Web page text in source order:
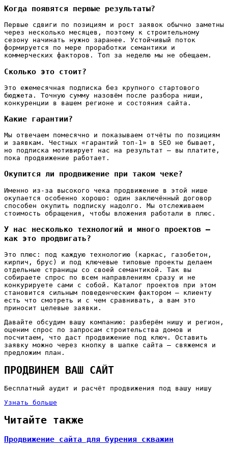
Когда появятся первые результаты?
Первые сдвиги по позициям и рост заявок обычно заметны
через несколько месяцев, поэтому к строительному
сезону начинать нужно заранее. Устойчивый поток
формируется по мере проработки семантики и
коммерческих факторов. Топ за неделю мы не обещаем.
Сколько это стоит?
Это ежемесячная подписка без крупного стартового
бюджета. Точную сумму назовём после разбора ниши,
конкуренции в вашем регионе и состояния сайта.
Какие гарантии?
Мы отвечаем помесячно и показываем отчёты по позициям
и заявкам. Честных «гарантий топ-1» в SEO не бывает,
но подписка мотивирует нас на результат — вы платите,
пока продвижение работает.
Окупится ли продвижение при таком чеке?
Именно из-за высокого чека продвижение в этой нише
окупается особенно хорошо: один заключённый договор
способен окупить подписку надолго. Мы отслеживаем
стоимость обращения, чтобы вложения работали в плюс.
У нас несколько технологий и много проектов —
как это продвигать?
Это плюс: под каждую технологию (каркас, газобетон,
кирпич, брус) и под ключевые типовые проекты делаем
отдельные страницы со своей семантикой. Так вы
собираете спрос по всем направлениям сразу и не
конкурируете сами с собой. Каталог проектов при этом
становится сильным поведенческим фактором — клиенту
есть что смотреть и с чем сравнивать, а вам это
приносит целевые заявки.
Давайте обсудим вашу компанию: разберём нишу и регион,
оценим спрос по запросам строительства домов и
посчитаем, что даст продвижение под ключ. Оставить
заявку можно через кнопку в шапке сайта — свяжемся и
предложим план.
ПРОДВИНЕМ ВАШ САЙТ
Бесплатный аудит и расчёт продвижения под вашу нишу
Узнать больше
Читайте также
Продвижение сайта для бурения скважин